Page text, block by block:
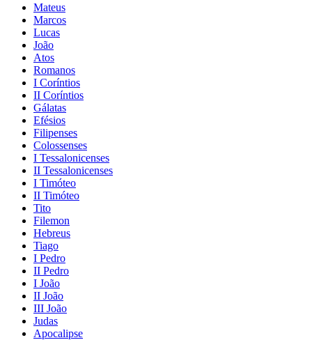
Mateus
Marcos
Lucas
João
Atos
Romanos
I Coríntios
II Coríntios
Gálatas
Efésios
Filipenses
Colossenses
I Tessalonicenses
II Tessalonicenses
I Timóteo
II Timóteo
Tito
Filemon
Hebreus
Tiago
I Pedro
II Pedro
I João
II João
III João
Judas
Apocalipse